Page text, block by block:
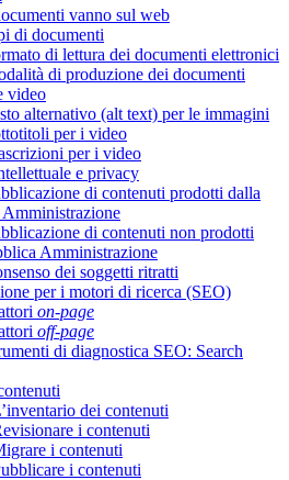
vanno sul web
di documenti
di lettura dei documenti elettronici
di produzione dei documenti
video
alternativo (alt text) per le immagini
per i video
per i video
e privacy
di contenuti prodotti dalla
di contenuti non prodotti
Amministrazione
dei soggetti ritratti
per i motori di ricerca (SEO)
on-page
off-page
di diagnostica SEO: Search
dei contenuti
i contenuti
i contenuti
i contenuti